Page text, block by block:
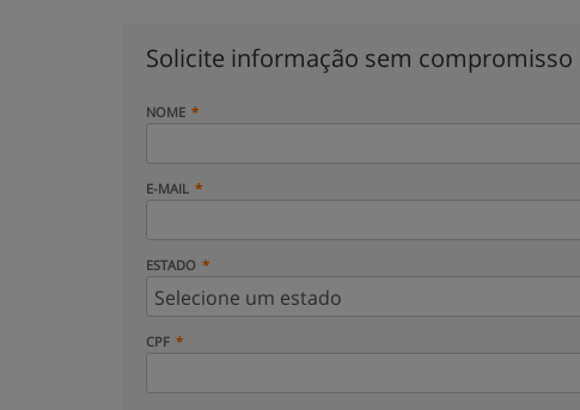
Solicite informação sem compromisso
NOME
E-MAIL
ESTADO
CPF